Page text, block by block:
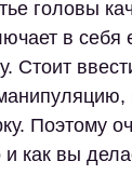
головы
в себя
Стоит
Поэтому
и как вы